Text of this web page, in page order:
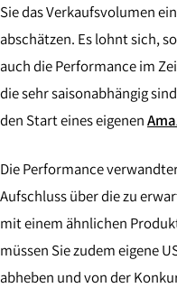
Sie das Verkaufsvolumen
abschätzen. Es lohnt sich,
auch die Performance im
die sehr saisonabhängig
den Start eines eigenen
Die Performance
Aufschluss über die zu
mit einem ähnlichen
müssen Sie zudem eigene
abheben und von der